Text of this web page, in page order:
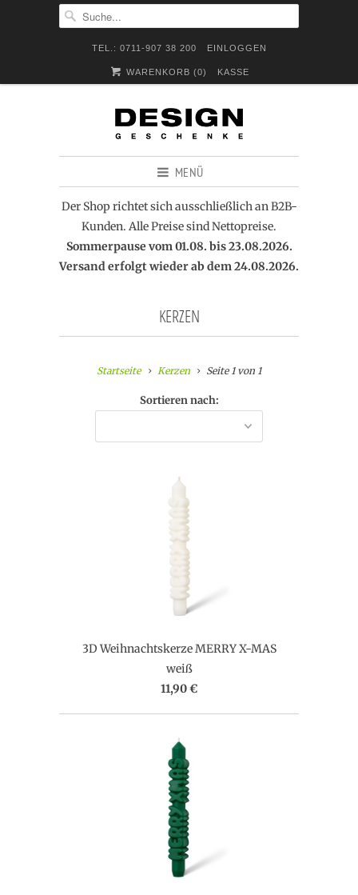
TEL.: 0711-907 38 200 EINLOGGEN
WARENKORB (0) KASSE
MENÜ
Der Shop richtet sich ausschließlich an B2B-
Kunden. Alle Preise sind Nettopreise.
Sommerpause vom 01.08. bis 23.08.2026.
Versand erfolgt wieder ab dem 24.08.2026.
KERZEN
Startseite Kerzen Seite 1 von 1
Sortieren nach:
3D Weihnachtskerze MERRY X-MAS
weiß
11,90 €